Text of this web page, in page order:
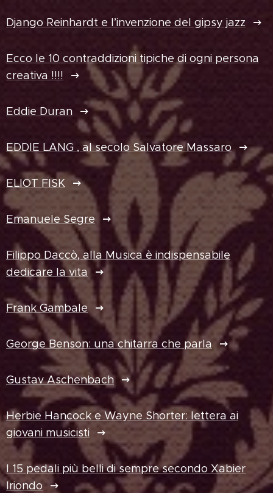
Django Reinhardt e l’invenzione del gipsy jazz
Ecco le 10 contraddizioni tipiche di ogni persona
creativa !!!!
Eddie Duran
EDDIE LANG , al secolo Salvatore Massaro
ELIOT FISK
Emanuele Segre
Filippo Daccò, alla Musica è indispensabile
dedicare la vita
Frank Gambale
George Benson: una chitarra che parla
Gustav Aschenbach
Herbie Hancock e Wayne Shorter: lettera ai
giovani musicisti
I 15 pedali più belli di sempre secondo Xabier
Iriondo